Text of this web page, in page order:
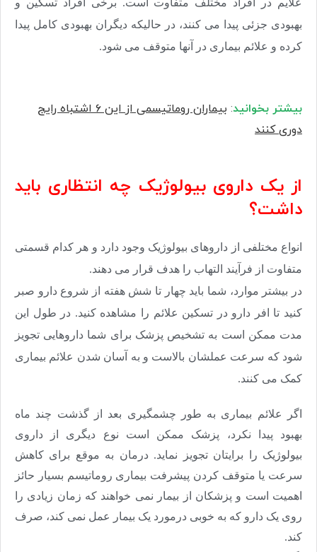
بهبودی جزئی پیدا می کنند، در حالیکه دیگران بهبودی کامل پیدا
کرده و علائم بیماری در آنها متوقف می شود.
بیشتر بخوانید:
بیماران روماتیسمی از این ۶ اشتباه رایج
دوری کنند
از یک داروی بیولوژیک چه انتظاری باید
داشت؟
انواع مختلفی از داروهای بیولوژیک وجود دارد و هر کدام قسمتی
متفاوت از فرآیند التهاب را هدف قرار می دهند.
در بیشتر موارد، شما باید چهار تا شش هفته از شروع دارو صبر
کنید تا افر دارو در تسکین علائم را مشاهده کنید. در طول این
مدت ممکن است به تشخیص پزشک برای شما داروهایی تجویز
شود که سرعت عملشان بالاست و به آسان شدن علائم بیماری
کمک می کنند.
اگر علائم بیماری به طور چشمگیری بعد از گذشت چند ماه
بهبود پیدا نکرد، پزشک ممکن است نوع دیگری از داروی
بیولوژیک را برایتان تجویز نماید. درمان به موقع برای کاهش
سرعت یا متوقف کردن پیشرفت بیماری روماتیسم بسیار حائز
اهمیت است و پزشکان از بیمار نمی خواهند که زمان زیادی را
روی یک دارو که به خوبی درمورد یک بیمار عمل نمی کند، صرف
کند.